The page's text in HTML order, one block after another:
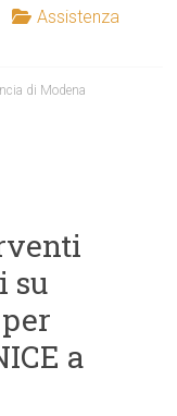
Assistenza
di Modena
su
a